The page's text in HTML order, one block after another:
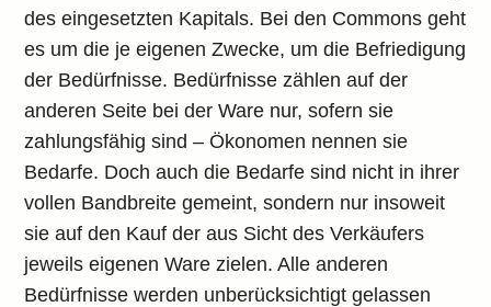
des eingesetzten Kapitals. Bei den Commons geht
es um die je eigenen Zwecke, um die Befriedigung
der Bedürfnisse. Bedürfnisse zählen auf der
anderen Seite bei der Ware nur, sofern sie
zahlungsfähig sind – Ökonomen nennen sie
Bedarfe. Doch auch die Bedarfe sind nicht in ihrer
vollen Bandbreite gemeint, sondern nur insoweit
sie auf den Kauf der aus Sicht des Verkäufers
jeweils eigenen Ware zielen. Alle anderen
Bedürfnisse werden unberücksichtigt gelassen